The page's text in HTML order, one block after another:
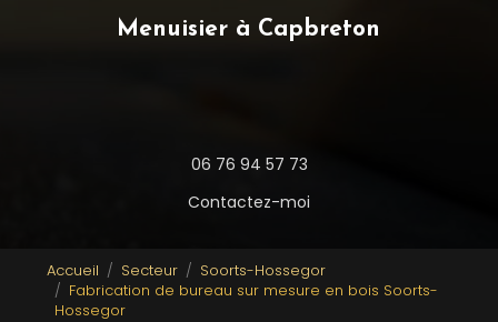
Menuisier à Capbreton
06 76 94 57 73
Contactez-moi
Accueil Secteur
Soorts-Hossegor
Fabrication de bureau sur mesure en bois Soorts-
Hossegor